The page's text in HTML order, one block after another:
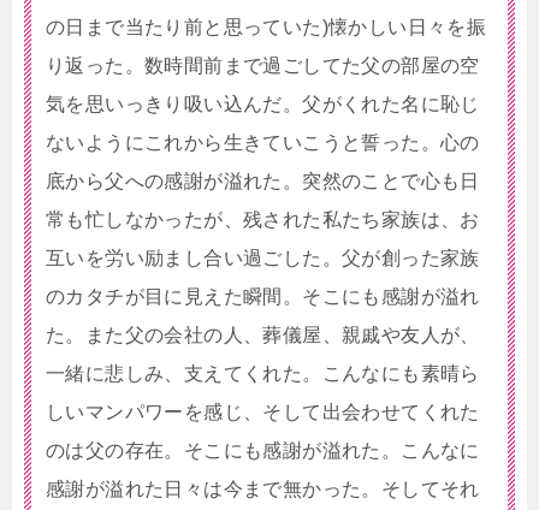
の日まで当たり前と思っていた)懐かしい日々を振
り返った。数時間前まで過ごしてた父の部屋の空
気を思いっきり吸い込んだ。父がくれた名に恥じ
ないようにこれから生きていこうと誓った。心の
底から父への感謝が溢れた。突然のことで心も日
常も忙しなかったが、残された私たち家族は、お
互いを労い励まし合い過ごした。父が創った家族
のカタチが目に見えた瞬間。そこにも感謝が溢れ
た。また父の会社の人、葬儀屋、親戚や友人が、
一緒に悲しみ、支えてくれた。こんなにも素晴ら
しいマンパワーを感じ、そして出会わせてくれた
のは父の存在。そこにも感謝が溢れた。こんなに
感謝が溢れた日々は今まで無かった。そしてそれ